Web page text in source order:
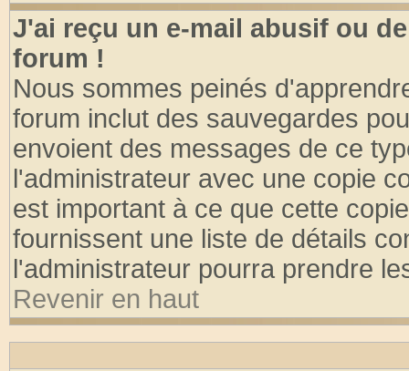
J'ai reçu un e-mail abusif ou
forum !
Nous sommes peinés
forum inclut des sauvegardes
envoient des messages de ce
l'administrateur avec une copie
est important à ce que cette
fournissent une liste de détails
l'administrateur pourra prendre
Revenir en haut